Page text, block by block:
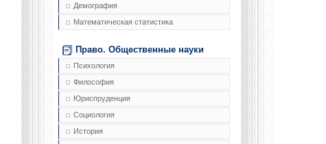
Демография
Математическая статистика
Право. Общественные науки
Психология
Философия
Юриспруденция
Социология
История